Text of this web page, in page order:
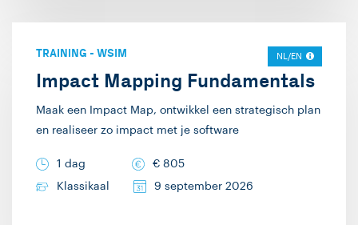
over Scrum, Story
Mapping, en het
schrijven van
specificaties. Tenslotte
TRAINING - WSIM NL/EN
Impact Mapping Fundamentals
Maak een Impact Map, ontwikkel een strategisch plan
en realiseer zo impact met je software
1 dag € 805
Klassikaal
9 september 2026